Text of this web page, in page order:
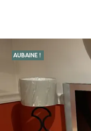
AUBAINE !